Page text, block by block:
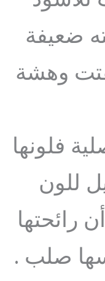
ضعيفة
وهشة
فلونها
للون
رائحتها
صلب .